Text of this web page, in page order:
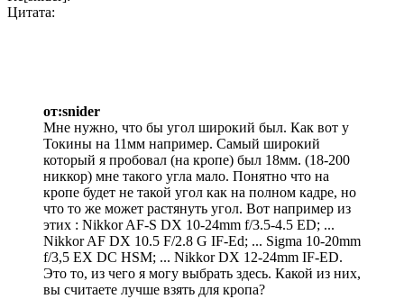
Цитата:
от:snider
Мне нужно, что бы угол широкий был. Как вот у
Токины на 11мм например. Самый широкий
который я пробовал (на кропе) был 18мм. (18-200
никкор) мне такого угла мало. Понятно что на
кропе будет не такой угол как на полном кадре, но
что то же может растянуть угол. Вот например из
этих : Nikkor AF-S DX 10-24mm f/3.5-4.5 ED; ...
Nikkor AF DX 10.5 F/2.8 G IF-Ed; ... Sigma 10-20mm
f/3,5 EX DC HSM; ... Nikkor DX 12-24mm IF-ED.
Это то, из чего я могу выбрать здесь. Какой из них,
вы считаете лучше взять для кропа?